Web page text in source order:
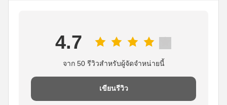
4.7
จาก 50 รีวิวสําหรับผู้จัดจําหน่ายนี้
เขียนรีวิว